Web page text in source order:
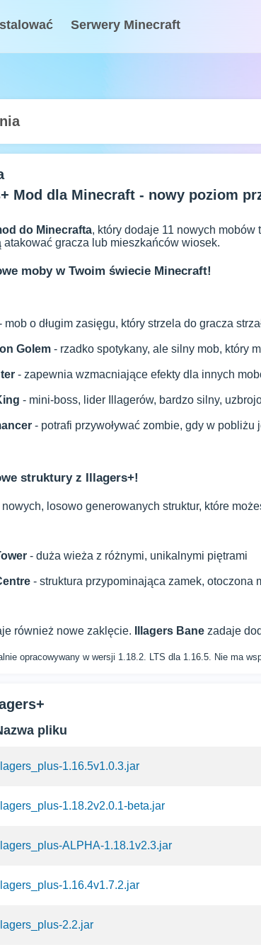
Serwery Minecraft
Mod dla Minecraft - nowy poziom
do Minecrafta, który dodaje 11 nowych
atakować gracza lub mieszkańców wiosek.
moby w Twoim świecie Minecraft!
mob o długim zasięgu, który strzela do gracza
Golem - rzadko spotykany, ale silny mob, który
- zapewnia wzmacniające efekty dla innych
- mini-boss, lider Illagerów, bardzo silny,
- potrafi przywoływać zombie, gdy w pobliżu
struktury z Illagers+!
losowo generowanych struktur, które
- duża wieża z różnymi, unikalnymi piętrami
- struktura przypominająca zamek, otoczona
również nowe zaklęcie. Illagers Bane zadaje
opracowywany w wersji 1.18.2. LTS dla 1.16.5. Nie ma
pliku
1.16.5v1.0.3.jar
1.18.2v2.0.1-beta.jar
ALPHA-1.18.1v2.3.jar
1.16.4v1.7.2.jar
2.2.jar